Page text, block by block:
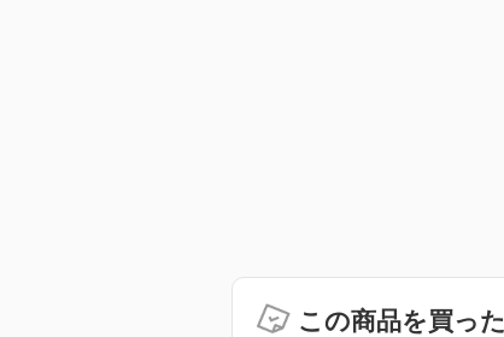
この商品を買っ